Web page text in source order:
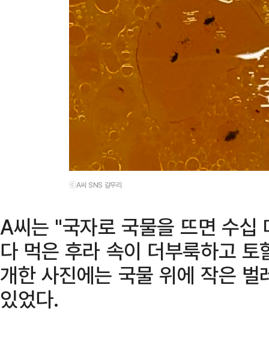
ⓒA씨 SNS 갈무리
A씨는 "국자로 국물을 뜨면 수십
다 먹은 후라 속이 더부룩하고
개한 사진에는 국물 위에 작은
있었다.